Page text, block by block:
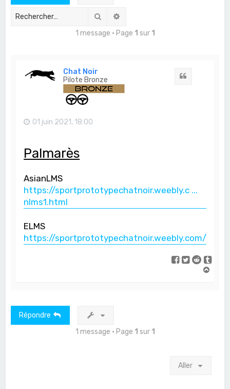
Rechercher
1 message • Page 1 sur 1
Chat Noir
Pilote Bronze
01 juin 2021, 18:00
Palmarès
AsianLMS
https://sportprototypechatnoir.weebly.c ...
nlms1.html
ELMS
https://sportprototypechatnoir.weebly.com/
Répondre
1 message • Page 1 sur 1
Aller